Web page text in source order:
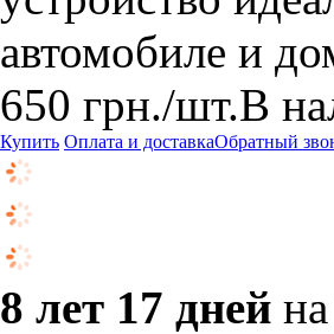
автомобиле и
650 грн./шт.В
Купить Оплата и доставкаОбратный
8 лет 17 дней